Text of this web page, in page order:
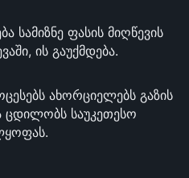
სამიზნე ფასის მიღწევის
ის გაუქმდება.
ახორციელებს გაზის
ცდილობს საუკეთესო